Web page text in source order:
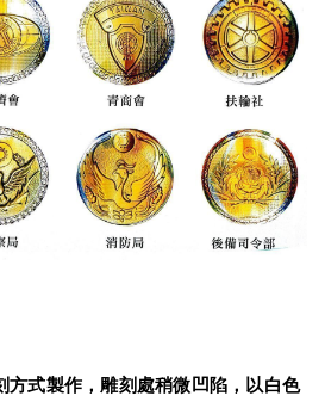
式製作，雕刻處稍微凹陷，以白色